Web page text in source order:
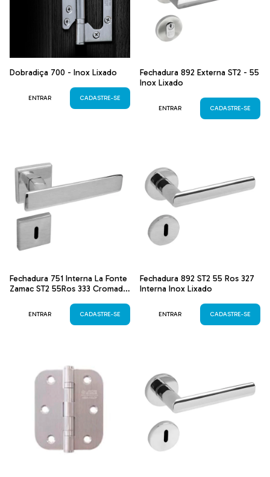
Dobradiça 700 - Inox Lixado
ENTRAR CADASTRE-SE
Fechadura 892 Externa ST2 - 55
Inox Lixado
ENTRAR CADASTRE-SE
Fechadura 751 Interna La Fonte
Zamac ST2 55Ros 333 Cromado
ENTRAR CADASTRE-SE
Fechadura 892 ST2 55 Ros 327
Interna Inox Lixado
ENTRAR CADASTRE-SE